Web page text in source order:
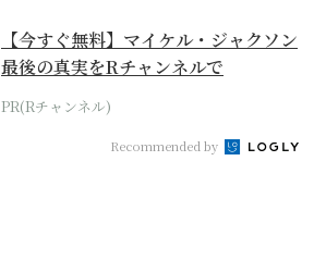
【今すぐ無料】マイケル・ジャクソン
最後の真実をRチャンネルで
PR(Rチャンネル)
Recommended by